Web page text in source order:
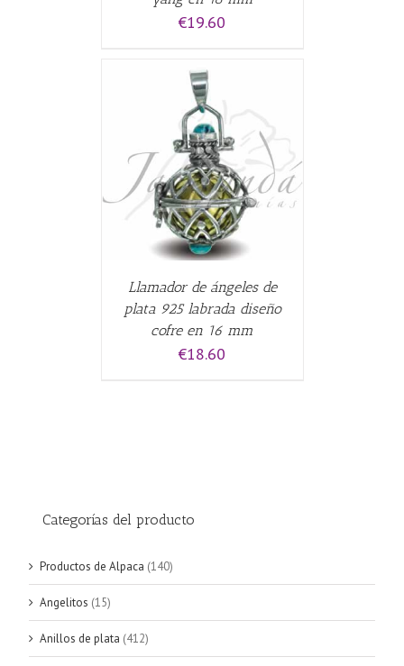
€19.60
Llamador de ángeles de
plata 925 labrada diseño
cofre en 16 mm
€18.60
Categorías del producto
Productos de Alpaca (140)
Angelitos (15)
Anillos de plata (412)